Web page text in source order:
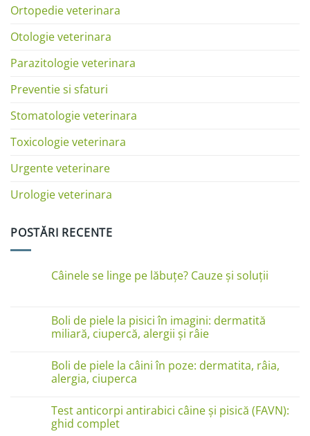
Ortopedie veterinara
Otologie veterinara
Parazitologie veterinara
Preventie si sfaturi
Stomatologie veterinara
Toxicologie veterinara
Urgente veterinare
Urologie veterinara
POSTĂRI RECENTE
Câinele se linge pe lăbuțe? Cauze și soluții
Câinele
se
linge
Cauze
și
soluții
Boli de piele la pisici în imagini: dermatită
miliară, ciupercă, alergii și râie
la
Boli
de
pisici
în
imagini:
Boli de piele la câini în poze: dermatita, râia,
alergia, ciuperca
Boli
de
Test anticorpi antirabici câine și pisică (FAVN):
ghid complet